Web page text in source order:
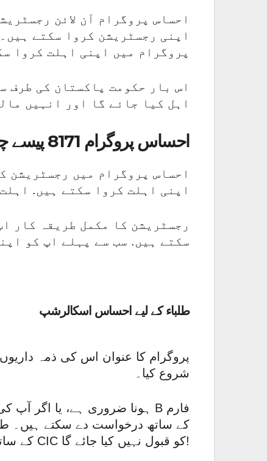
احساس پروگرام آن لائن
اپنی رجسٹریشن کروا سکتے
پروگرام میں اپنی اہلت کروا
اس بار حکومت پاکستان کی طرف
اہل کیا جائے گا اور انہیں
احساس پروگرام 8171 پیسے چیک کرنے کا طریقہ
احساس پروگرام میں رجسٹریشن
اپنی اہلت کروا سکتے ہیں.
رجسٹریشن کا مکمل طریقہ کار
سکتے ہیں. سب سے پہلے اپ کو
طلباء کے لیے احساس اسکالرشپ
پروگرام کا عنوان اس کی ذمہ
شروع کیا۔
کے ساتھ درخواست دے سکتے ہیں۔
کے ساتھ درخواست دینا CIC کو قبول نہیں کیا جائے گا!